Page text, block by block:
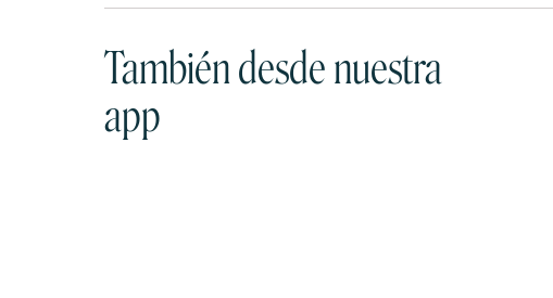
También desde nuestra
app